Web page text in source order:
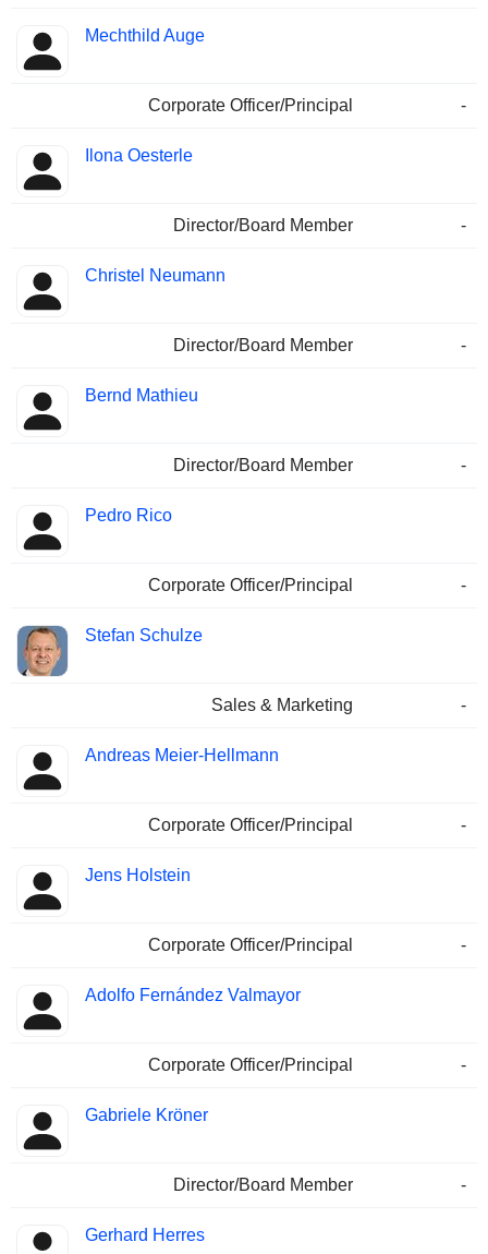
Mechthild Auge
Corporate Officer/Principal -
Ilona Oesterle
Director/Board Member -
Christel Neumann
Director/Board Member -
Bernd Mathieu
Director/Board Member -
Pedro Rico
Corporate Officer/Principal -
Stefan Schulze
Sales & Marketing -
Andreas Meier-Hellmann
Corporate Officer/Principal -
Jens Holstein
Corporate Officer/Principal -
Adolfo Fernández Valmayor
Corporate Officer/Principal -
Gabriele Kröner
Director/Board Member -
Gerhard Herres